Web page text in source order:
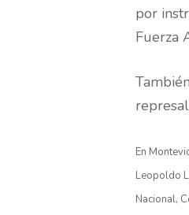
por
Fuerza
En
Leopoldo
Nacional,